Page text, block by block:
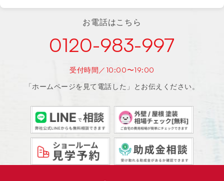
お電話はこちら
0120-983-997
受付時間／10:00〜19:00
「ホームページを見て電話した」とお伝えください。